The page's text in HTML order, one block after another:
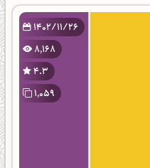
1402/11/26
8,168
4.3
1,059